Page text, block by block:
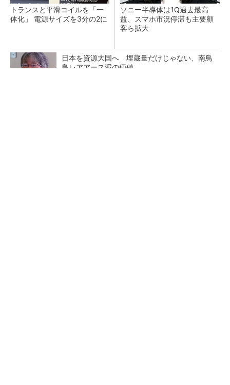
トランスと平滑コイルを「一
体化」 電源サイズを3分の2に
ソニー半導体は1Q過去最高
益、スマホ市況停滞も主要顧
客ら拡大
日本を資源大国へ 埋蔵量だけじゃない、南鳥
島レアアース泥の価値